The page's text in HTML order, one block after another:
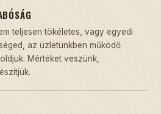
teljesen tökéletes, vagy egyedi
az üzletünkben működő
Mértéket veszünk,